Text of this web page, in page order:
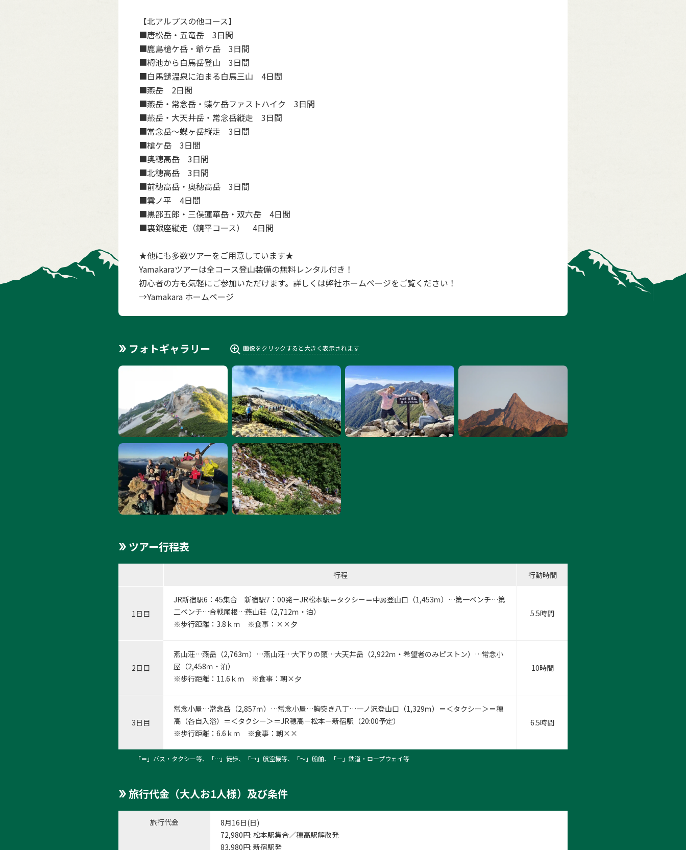
【北アルプスの他コース】
■唐松岳・五竜岳 3日間
■鹿島槍ケ岳・爺ケ岳 3日間
■栂池から白馬岳登山 3日間
■白馬鑓温泉に泊まる白馬三山 4日間
■燕岳 2日間
■燕岳・常念岳・蝶ケ岳ファストハイク 3日間
■燕岳・大天井岳・常念岳縦走 3日間
■常念岳～蝶ヶ岳縦走 3日間
■槍ケ岳 3日間
■奥穂高岳 3日間
■北穂高岳 3日間
■前穂高岳・奥穂高岳 3日間
■雲ノ平 4日間
■黒部五郎・三俣蓮華岳・双六岳 4日間
■裏銀座縦走（鏡平コース） 4日間
★他にも多数ツアーをご用意しています★
Yamakaraツアーは全コース登山装備の無料レンタル付き！
初心者の方も気軽にご参加いただけます。詳しくは弊社ホームページをご覧ください！
→Yamakara ホームページ
フォトギャラリー 画像をクリックすると大きく表示されます
ツアー行程表
行程 行動時間
1日目
JR新宿駅6：45集合 新宿駅7：00発－JR松本駅＝タクシー＝中房登山口（1,453ｍ）…第一ベンチ…第
二ベンチ…合戦尾根…燕山荘（2,712ｍ・泊）
※歩行距離：3.8ｋｍ ※食事：××夕
5.5時間
2日目
燕山荘…燕岳（2,763ｍ）…燕山荘…大下りの頭…大天井岳（2,922ｍ・希望者のみピストン）…常念小
屋（2,458ｍ・泊）
※歩行距離：11.6ｋｍ ※食事：朝×夕
10時間
3日目
常念小屋…常念岳（2,857ｍ）…常念小屋…胸突き八丁…一ノ沢登山口（1,329ｍ）＝＜タクシー＞＝穂
高（各自入浴）＝＜タクシー＞＝JR穂高－松本ー新宿駅（20:00予定）
※歩行距離：6.6ｋｍ ※食事：朝××
6.5時間
「＝」バス・タクシー等、「…」徒歩、「→」航空機等、「〜」船舶、「－」鉄道・ロープウェイ等
旅行代金（大人お1人様）及び条件
旅行代金
8月16日(日)
72,980円: 松本駅集合／穂高駅解散発
83,980円: 新宿駅発
1:燕岳へ